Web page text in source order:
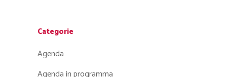
Categorie
Agenda
Agenda in programma